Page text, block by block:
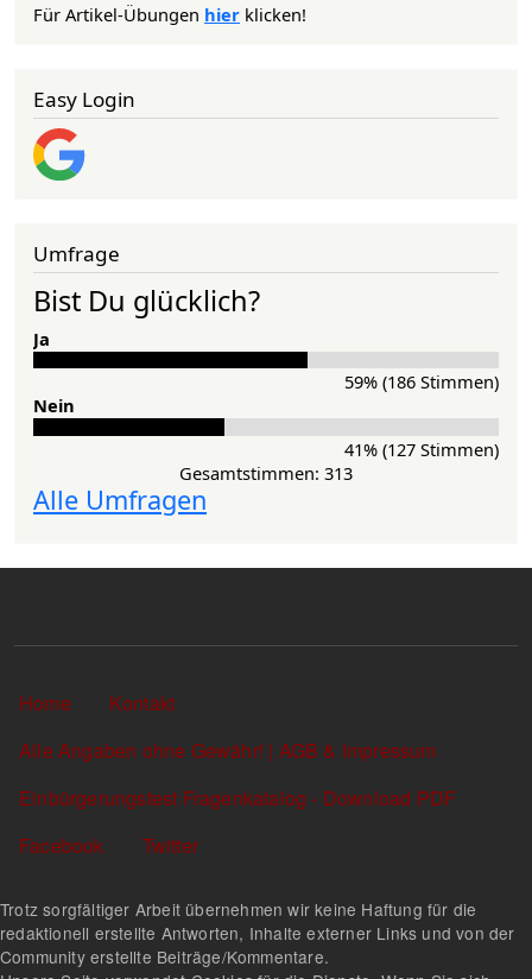
Für Artikel-Übungen hier klicken!
Easy Login
Umfrage
Bist Du glücklich?
Ja
59% (186 Stimmen)
Nein
41% (127 Stimmen)
Gesamtstimmen: 313
Alle Umfragen
Sekundärlinks
Home
Kontakt
Alle Angaben ohne Gewähr! | AGB & Impressum
Einbürgerungstest Fragenkatalog - Download PDF
Facebook
Twitter
Trotz sorgfältiger Arbeit übernehmen wir keine Haftung für die
redaktionell erstellte Antworten, Inhalte externer Links und von der
Community erstellte Beiträge/Kommentare.